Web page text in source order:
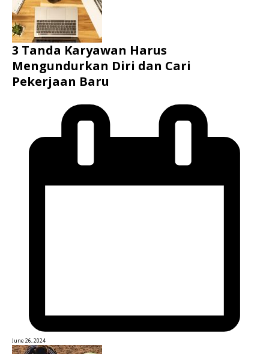
3 Tanda Karyawan Harus
Mengundurkan Diri dan Cari
Pekerjaan Baru
June 26, 2024